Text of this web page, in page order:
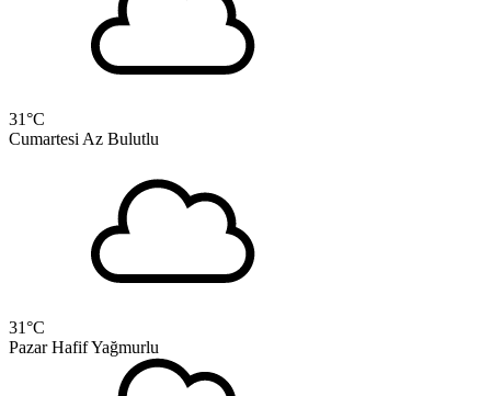
31°C
Cumartesi Az Bulutlu
31°C
Pazar Hafif Yağmurlu